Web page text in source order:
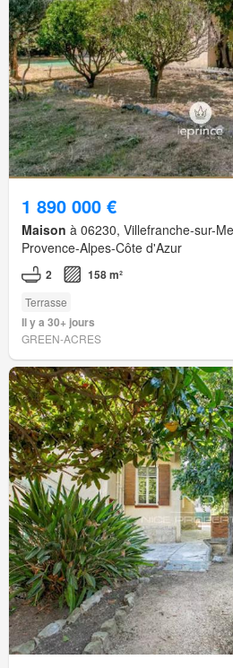
1 890 000 €
Maison à 06230, Villefranche-sur-
Provence-Alpes-Côte d'Azur
2 158 m²
Terrasse
Il y a 30+ jours
GREEN-ACRES